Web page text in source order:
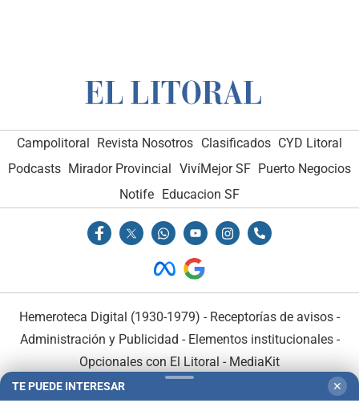
Campolitoral Revista Nosotros Clasificados CYD Litoral
Podcasts Mirador Provincial VivíMejor SF Puerto Negocios
Notife Educacion SF
Hemeroteca Digital (1930-1979) - Receptorías de avisos -
Administración y Publicidad - Elementos institucionales-
Opcionales con El Litoral - MediaKit
TE PUEDE INTERESAR ✕